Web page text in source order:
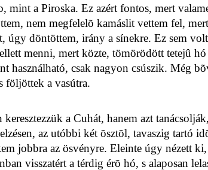
mint a Piroska. Ez azért fontos, mert
nem megfelelõ kamáslit vettem fel,
úgy döntöttem, irány a sínekre. Ez sem
menni, mert közte, tömörödött tetejû
használható, csak nagyon csúszik. Még
följöttek a vasútra.
a Cuhát, hanem azt
az utóbbi két õsztõl, tavaszig tartó
jobbra az ösvényre. Eleinte úgy nézett
visszatért a térdig érõ hó, s alaposan